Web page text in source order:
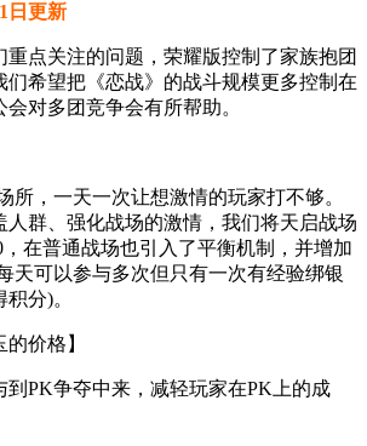
日更新
重点关注的问题，荣耀版控制了家族抱团
们希望把《恋战》的战斗规模更多控制在
对多团竞争会有所帮助。
所，一天一次让想激情的玩家打不够。
人群、强化战场的激情，我们将天启战场
，在普通战场也引入了平衡机制，并增加
天可以参与多次但只有一次有经验绑银
分)。
价格】
到PK争夺中来，减轻玩家在PK上的成